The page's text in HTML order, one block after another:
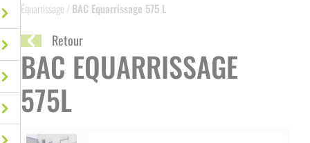
Équarrissage /BAC Equarrissage 575 L
Retour
BAC EQUARRISSAGE
575L